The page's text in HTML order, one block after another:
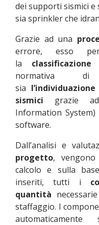
dei supporti sismici
sia sprinkler che
Grazie ad una
errore, esso
la classificazione
normativa di
sia
sismici grazie ad
Information
software.
Dall’analisi e
progetto,
calcolo e sulla
inseriti, tutti i
quantità
staffaggio. I